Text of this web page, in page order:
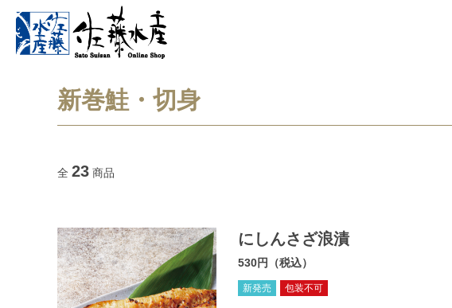
新巻鮭・切身
全 23 商品
にしんさざ浪漬
530円（税込）
新発売 包装不可